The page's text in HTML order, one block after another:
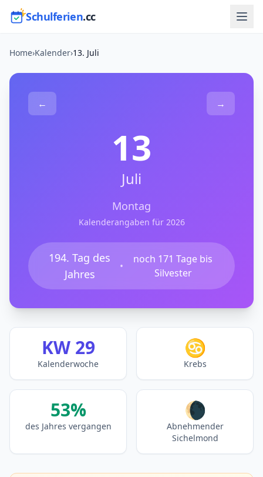
Schulferien.cc
Home›Kalender›13. Juli
← →
13
Juli
Montag
Kalenderangaben für 2026
194. Tag des
Jahres
•
noch 171 Tage bis
Silvester
KW 29
Kalenderwoche
♋
Krebs
53%
des Jahres vergangen
🌘
Abnehmender
Sichelmond